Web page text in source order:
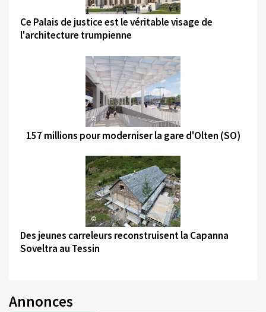
©
Ce Palais de justice est le véritable visage de
l'architecture trumpienne
©
157 millions pour moderniser la gare d'Olten (SO)
©
Des jeunes carreleurs reconstruisent la Capanna
Soveltra au Tessin
Annonces